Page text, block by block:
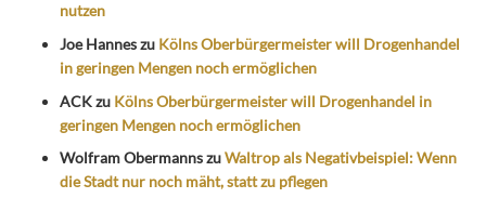
nutzen
Joe Hanneszu Kölns Oberbürgermeister will Drogenhandel
in geringen Mengen noch ermöglichen
ACKzu Kölns Oberbürgermeister will Drogenhandel in
geringen Mengen noch ermöglichen
Wolfram ObermannszuWaltrop als Negativbeispiel: Wenn
die Stadt nur noch mäht, statt zu pflegen